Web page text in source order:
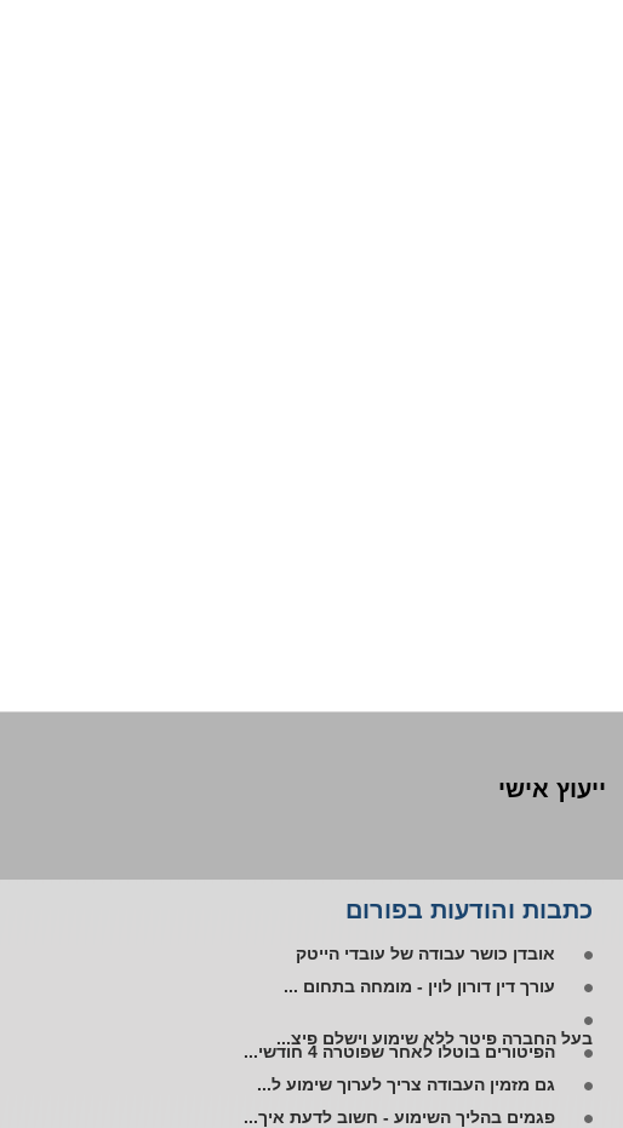
ייעוץ אישי
כתבות והודעות בפורום
אפליית עובד אוטיסט במקום העבודה
פיטורים ללא שימוע בתקופת אי כושר
אובדן כושר עבודה של עובדי הייטק
עורך דין דורון לוין - מומחה בתחום ...
בעל החברה פיטר ללא שימוע וישלם פיצ...
הפיטורים בוטלו לאחר שפוטרה 4 חודשי...
גם מזמין העבודה צריך לערוך שימוע ל...
פגמים בהליך השימוע - חשוב לדעת איך...